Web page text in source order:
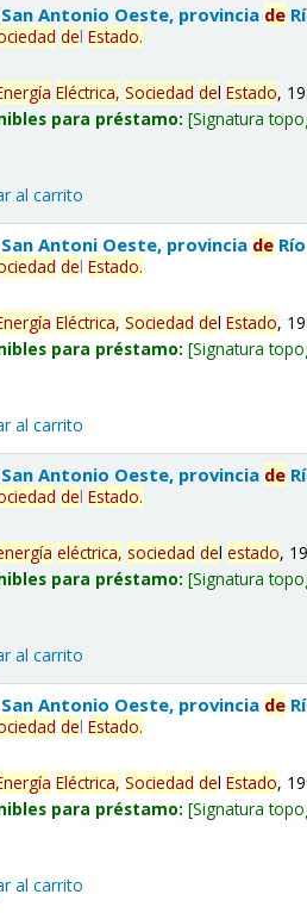
Antonio Oeste, provincia de
delEstado.
Eléctrica, Sociedad delEstado,
para préstamo: Signatura
al carrito
Antoni Oeste, provincia de
delEstado.
Eléctrica, Sociedad delEstado,
para préstamo: Signatura
al carrito
Antonio Oeste, provincia de
delEstado.
eléctrica, sociedad delestado,
para préstamo: Signatura
al carrito
Antonio Oeste, provincia de
delEstado.
Eléctrica, Sociedad delEstado,
para préstamo: Signatura
al carrito